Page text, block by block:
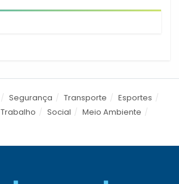
Segurança Transporte
Esportes
Trabalho Social
Meio Ambiente